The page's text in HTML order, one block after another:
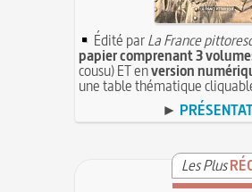
Édité parLa France
papier comprenant 3
cousu) ET enversion
une table thématique
►
Les Plus